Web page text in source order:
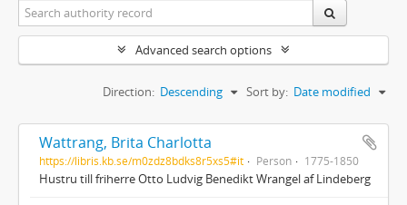
Advanced search options
Sort by: Date modified
Direction: Descending
Wattrang, Brita Charlotta
https://libris.kb.se/m0zdz8bdks8r5xs5#it Person 1775-1850
Hustru till friherre Otto Ludvig Benedikt Wrangel af Lindeberg